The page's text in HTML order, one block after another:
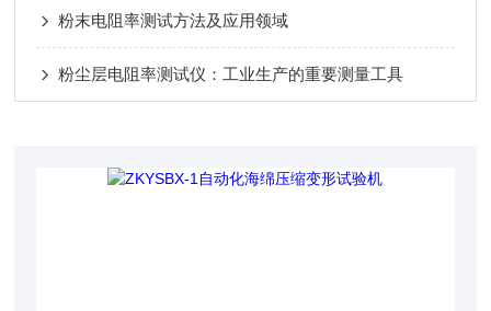
粉末电阻率测试方法及应用领域
粉尘层电阻率测试仪：工业生产的重要测量工具